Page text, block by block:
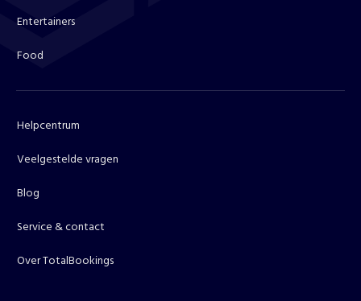
Entertainers
Food
Helpcentrum
Veelgestelde vragen
Blog
Service & contact
Over TotalBookings